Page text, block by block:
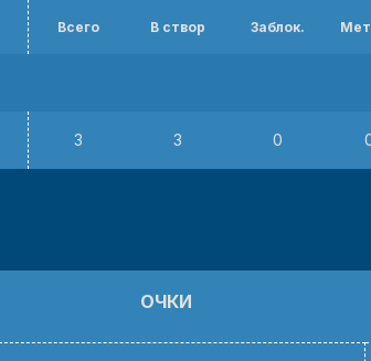
Всего В створ Заблок.
3 3 0
ОЧКИ